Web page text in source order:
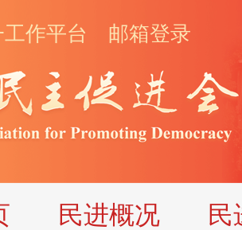
作平台 邮箱登录
民进概况
民